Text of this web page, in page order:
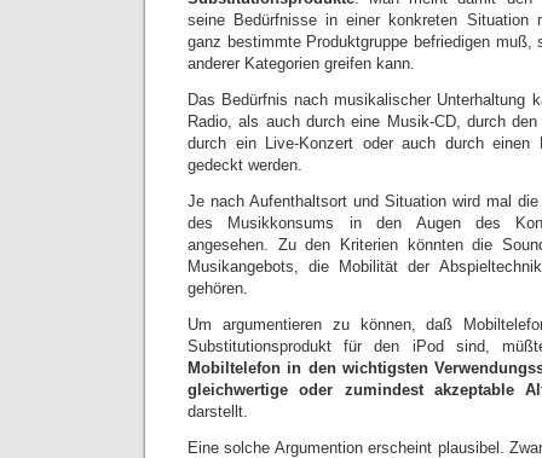
seine Bedürfnisse in einer konkreten Situation
ganz bestimmte Produktgruppe befriedigen muß,
anderer Kategorien greifen kann.
Das Bedürfnis nach musikalischer Unterhaltung
Radio, als auch durch eine Musik-CD, durch
durch ein Live-Konzert oder auch durch einen
gedeckt werden.
Je nach Aufenthaltsort und Situation wird mal
des Musikkonsums in den Augen des
angesehen. Zu den Kriterien könnten die
Musikangebots, die Mobilität der
gehören.
Um argumentieren zu können, daß
Substitutionsprodukt für den iPod sind,
Mobiltelefon in den wichtigsten
gleichwertige oder zumindest akzeptable
darstellt.
Eine solche Argumention erscheint plausibel.